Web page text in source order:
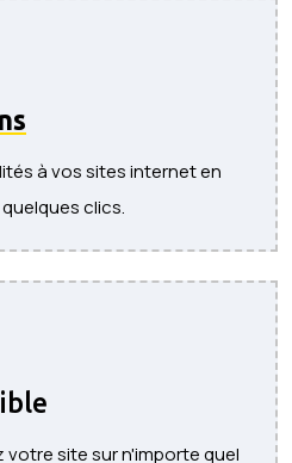
à vos sites internet en
clics.
site sur n'importe quel